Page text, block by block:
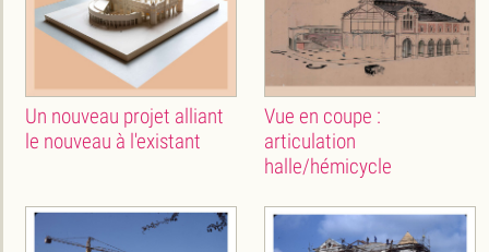
Un nouveau projet alliant
le nouveau à l'existant
Vue en coupe :
articulation
halle/hémicycle